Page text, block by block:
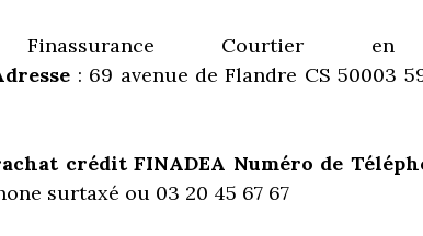
Courtier en
: 69 avenue de Flandre CS 50003
crédit FINADEA Numéro de
surtaxé ou 03 20 45 67 67